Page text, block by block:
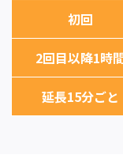
初回
2回目以降1時
延長15分ごと